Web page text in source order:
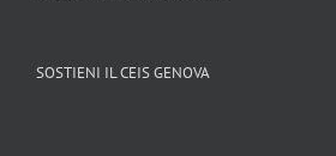
SOSTIENI IL CEIS GENOVA